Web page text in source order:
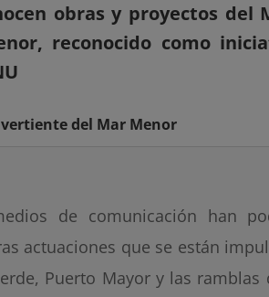
obras y proyectos
reconocido como
del Mar Menor
de comunicación han
actuaciones que se están
Puerto Mayor y las